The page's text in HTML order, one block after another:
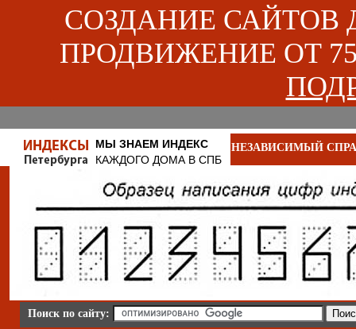
СОЗДАНИЕ САЙТОВ
ПРОДВИЖЕНИЕ ОТ
МЫ ЗНАЕМ ИНДЕКС
КАЖДОГО ДОМА В СПБ
НЕЗАВИСИМЫЙ
Поиск по сайту: